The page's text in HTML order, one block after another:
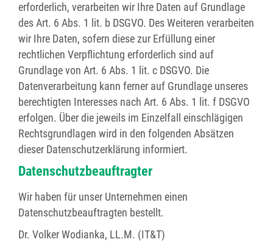
erforderlich, verarbeiten wir Ihre Daten auf Grundlage
des Art. 6 Abs. 1 lit. b DSGVO. Des Weiteren verarbeiten
wir Ihre Daten, sofern diese zur Erfüllung einer
rechtlichen Verpflichtung erforderlich sind auf
Grundlage von Art. 6 Abs. 1 lit. c DSGVO. Die
Datenverarbeitung kann ferner auf Grundlage unseres
berechtigten Interesses nach Art. 6 Abs. 1 lit. f DSGVO
erfolgen. Über die jeweils im Einzelfall einschlägigen
Rechtsgrundlagen wird in den folgenden Absätzen
dieser Datenschutzerklärung informiert.
Datenschutz­beauftragter
Wir haben für unser Unternehmen einen
Datenschutzbeauftragten bestellt.
Dr. Volker Wodianka, LL.M. (IT&T)